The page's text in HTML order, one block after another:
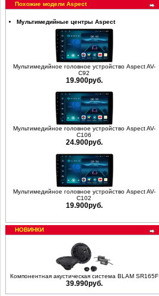
Похожие модели Aspect
Мультимедийные центры Aspect
Мультимедийное головное устройство Aspect AV-
C92
19.900руб.
Мультимедийное головное устройство Aspect AV-
C106
24.900руб.
Мультимедийное головное устройство Aspect AV-
C102
19.900руб.
НОВИНКИ
Компонентная акустическая система BLAM SR165F
39.990руб.